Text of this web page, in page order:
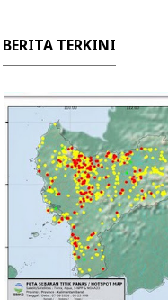
BERITA TERKINI